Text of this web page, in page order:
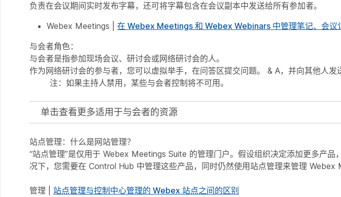
负责在会议期间实时发布字幕，还可将字幕包含在会议副本中发送给所有参加者。
Webex Meetings | 在 Webex Meetings 和 Webex Webinars 中管理笔记、会议
与会者角色：
与会者是指参加现场会议、研讨会或网络研讨会的人。
作为网络研讨会的参与者，您可以虚拟举手，在问答区提交问题。 & A，并向其他人发
注： 如果主持人禁用，某些与会者控制将不可用。
单击查看更多适用于与会者的资源
站点管理：什么是网站管理？
“站点管理”是仅用于 Webex Meetings Suite 的管理门户。假设组织决定添加更多产
况下，您需要在 Control Hub 中管理这些产品，同时仍然使用站点管理来管理 Webex
管理 | 站点管理与控制中心管理的 Webex 站点之间的区别